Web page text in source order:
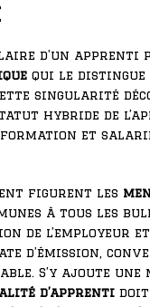
d’un apprenti
qui le distingue
singularité
hybride de
et salarié
figurent les
à tous les
de l’employeur
d’émission,
S’y ajoute une
d’apprenti